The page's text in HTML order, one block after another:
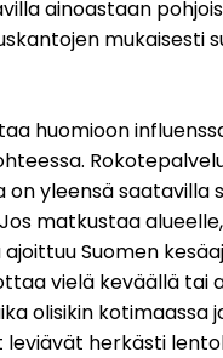
ainoastaan
mukaisesti
huomioon
yleensä saatavilla
matkustaa
Suomen
vielä keväällä tai
olisikin kotimaassa
herkästi